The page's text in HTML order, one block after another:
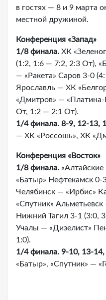
в гостях — 8 и 9 марта
местной дружиной.
Конференция «Запад»
1/8 финала. ХК
(1:2, 1:6 — 7:2, 2:3 От),
— «Ракета» Саров 3-0
Ярославль — ХК
«Дмитров» —
От, 1:2 — 2:1 От).
1/4 финала. 8-9, 12-13,
— ХК «Россошь», ХК
Конференция «Восток»
1/8 финала.
«Батыр» Нефтекамск 0-
Челябинск — «Ирбис»
«Спутник»
Нижний Тагил 3-1 (3:0,
Учалы — «Дизелист»
1:0).
1/4 финала. 9-10, 13-14,
«Батыр», «Спутник» —